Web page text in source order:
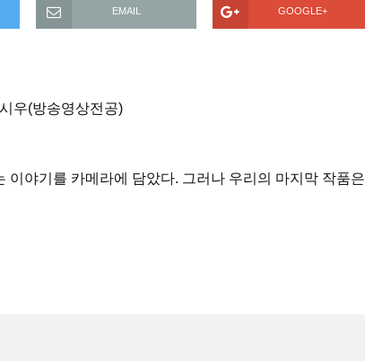
EMAIL GOOGLE+
우(방송영상전공)
야기를 카메라에 담았다. 그러나 우리의 마지막 작품은